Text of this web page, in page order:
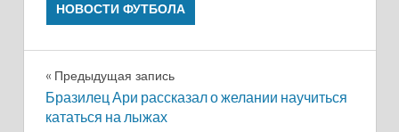
НОВОСТИ ФУТБОЛА
Навигация
по
Предыдущая запись
Бразилец Ари рассказал о желании научиться
кататься на лыжах